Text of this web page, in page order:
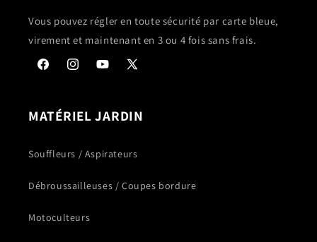
Vous pouvez régler en toute sécurité par carte bleue,
virement et maintenant en 3 ou 4 fois sans frais.
FacebookInstagramYouTube
X
MATÉRIEL JARDIN
Souffleurs / Aspirateurs
Débroussailleuses / Coupes bordure
Motoculteurs